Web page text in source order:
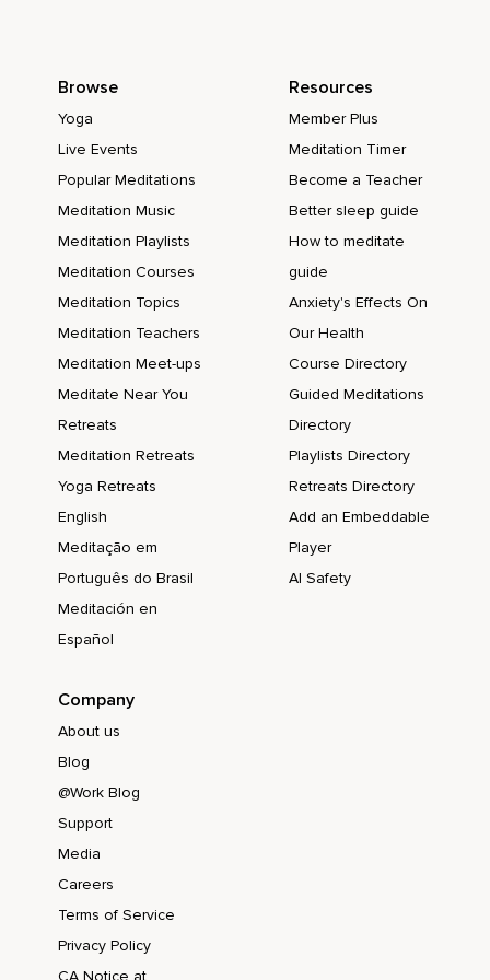
Höre weiterhin auf meine Stimme und verinnerliche die nun
Es ist nie die Situation selbst,
Die dich stresst.
Es ist dein Umgang mit der Situation,
Der Stress entsteht in deinem Kopf und du hast jederzeit die
Wie du damit umgehen möchtest,
Wie du mit einer Situation umgehen möchtest.
Du darfst Nein sagen,
Du zeigst damit mentale Stärke und keine Schwäche.
Du darfst dir erlauben,
Immer nur einen Schritt nach dem anderen zu gehen.
Und es ist dein Recht,
Dir immer wieder kleine Auszeiten zu schenken,
Du darfst Fehler machen,
Um daran zu wachsen,
Weil du ein Mensch bist.
Weil niemand von uns perfekt ist.
Browse
Yoga
Live Events
Popular Meditations
Meditation Music
Meditation Playlists
Meditation Courses
Meditation Topics
Meditation Teachers
Meditation Meet-ups
Meditate Near You
Retreats
Meditation Retreats
Yoga Retreats
English
Meditação em
Português do Brasil
Meditación en
Español
Resources
Member Plus
Meditation Timer
Become a Teacher
Better sleep guide
How to meditate
guide
Anxiety's Effects On
Our Health
Course Directory
Guided Meditations
Directory
Playlists Directory
Retreats Directory
Add an Embeddable
Player
AI Safety
Company
About us
Blog
@Work Blog
Support
Media
Careers
Terms of Service
Privacy Policy
CA Notice at